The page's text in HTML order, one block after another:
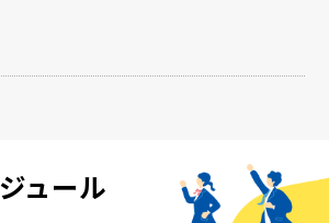
ュール